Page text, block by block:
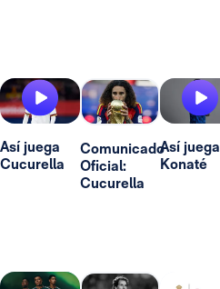
Así juega
Cucurella
Comunicado
Oficial:
Cucurella
Así juega
Konaté